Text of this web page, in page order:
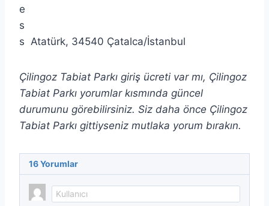
Atatürk, 34540 Çatalca/İstanbul
Çilingoz Tabiat Parkı giriş ücreti var mı, Çilingoz
Tabiat Parkı yorumlar kısmında güncel
durumunu görebilirsiniz. Siz daha önce Çilingoz
Tabiat Parkı gittiyseniz mutlaka yorum bırakın.
16Yorumlar